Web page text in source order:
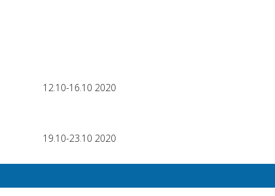
12.10-16.10 2020
19.10-23.10 2020